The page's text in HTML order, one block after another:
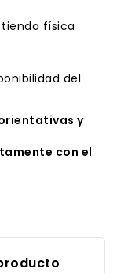
tienda física
del
y
con el